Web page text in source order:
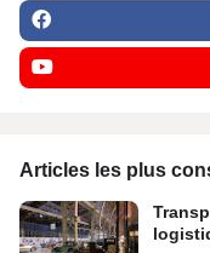
Articles les plus